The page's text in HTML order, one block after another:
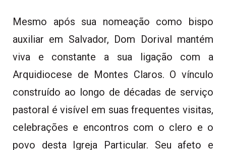
Mesmo após sua nomeação como bispo
auxiliar em Salvador, Dom Dorival mantém
viva e constante a sua ligação com a
Arquidiocese de Montes Claros. O vínculo
construído ao longo de décadas de serviço
pastoral é visível em suas frequentes visitas,
celebrações e encontros com o clero e o
povo desta Igreja Particular. Seu afeto e